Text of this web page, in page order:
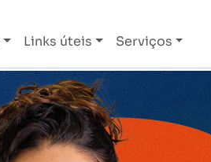
Links úteis Serviços